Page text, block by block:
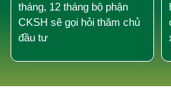
tháng, 12 tháng bộ phận
CKSH sẽ gọi hỏi thăm chủ
đầu tư